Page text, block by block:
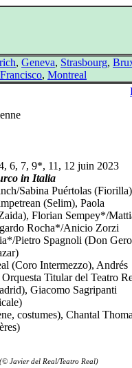
, Geneva, Strasbourg,
, Montreal
6, 7, 9*, 11, 12 juin 2023
in Italia
Sabina Puértolas
(Selim), Paola
Florian Sempey*/
Rocha*/Anicio Zorzi
Pietro Spagnoli (Don
(Coro Intermezzo), Andrés
Titular del Teatro
Giacomo Sagripanti
costumes), Chantal
(© Javier del Real/Teatro Real)